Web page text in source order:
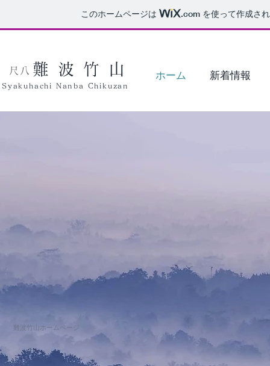
このホームページは .comを使って作成さ
Syakuhachi Nanba Chikuzan
難波竹山 ホーム 新着情報
尺八
chikuzan.namba.shakuhachi.1979@docomo.ne.jp
難波竹山ホームページ